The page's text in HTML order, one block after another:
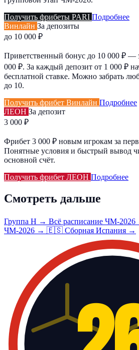
Получить фрибеты PARI Подробнее
Винлайн За депозиты
до 10 000 ₽
Приветственный бонус до 10 000 ₽ —
000 ₽. За каждый депозит от 1 000 ₽
бесплатной ставке. Можно забрать
до 10.
Получить фрибет Винлайн Подробнее
ЛЕОН За депозит
3 000 ₽
Фрибет 3 000 ₽ новым игрокам за
Понятные условия и быстрый вывод
основной счёт.
Получить фрибет ЛЕОН Подробнее
Смотреть дальше
Группа H → Всё расписание ЧМ-2026
ЧМ-2026 → 🇪🇸 Сборная Испания →